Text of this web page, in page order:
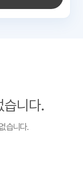
습니다.
습니다.